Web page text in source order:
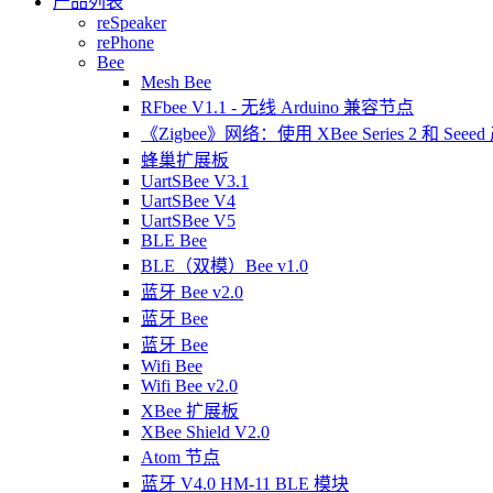
reSpeaker
rePhone
Bee
Mesh Bee
RFbee V1.1 - 无线 Arduino 兼容节点
《Zigbee》网络：使用 XBee Series 2 和 Seeed
蜂巢扩展板
UartSBee V3.1
UartSBee V4
UartSBee V5
BLE Bee
BLE（双模）Bee v1.0
蓝牙 Bee v2.0
蓝牙 Bee
蓝牙 Bee
Wifi Bee
Wifi Bee v2.0
XBee 扩展板
XBee Shield V2.0
Atom 节点
蓝牙 V4.0 HM-11 BLE 模块